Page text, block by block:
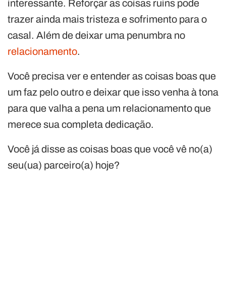
interessante. Reforçar as coisas ruins pode
trazer ainda mais tristeza e sofrimento para o
casal. Além de deixar uma penumbra no
relacionamento.
Você precisa ver e entender as coisas boas que
um faz pelo outro e deixar que isso venha à tona
para que valha a pena um relacionamento que
merece sua completa dedicação.
Você já disse as coisas boas que você vê no(a)
seu(ua) parceiro(a) hoje?